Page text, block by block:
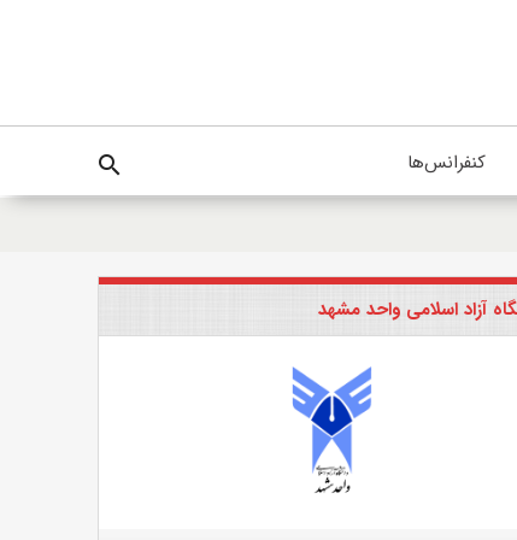
کنفرانس‌ها search
آزاد اسلامی واحد مشهد